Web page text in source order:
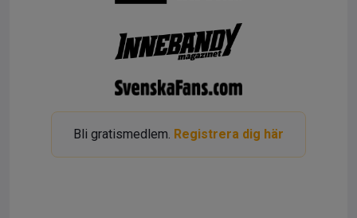
Bli gratismedlem. Registrera dig här